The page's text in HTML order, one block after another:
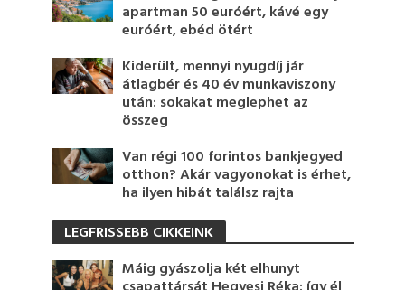
apartman 50 euróért, kávé egy
euróért, ebéd ötért
Kiderült, mennyi nyugdíj jár
átlagbér és 40 év munkaviszony
után: sokakat meglephet az
összeg
Van régi 100 forintos bankjegyed
otthon? Akár vagyonokat is érhet,
ha ilyen hibát találsz rajta
LEGFRISSEBB CIKKEINK
Máig gyászolja két elhunyt